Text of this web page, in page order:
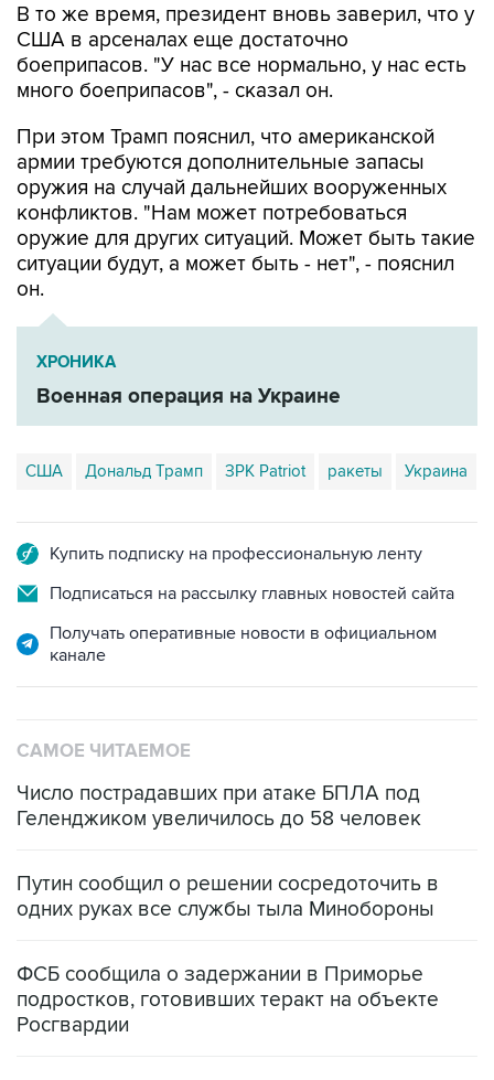
В то же время, президент вновь заверил, что у
США в арсеналах еще достаточно
боеприпасов. "У нас все нормально, у нас есть
много боеприпасов", - сказал он.
При этом Трамп пояснил, что американской
армии требуются дополнительные запасы
оружия на случай дальнейших вооруженных
конфликтов. "Нам может потребоваться
оружие для других ситуаций. Может быть такие
ситуации будут, а может быть - нет", - пояснил
он.
ХРОНИКА
Военная операция на Украине
США Дональд Трамп ЗРК Patriot ракеты Украина
Купить подписку на профессиональную ленту
Подписаться на рассылку главных новостей сайта
Получать оперативные новости в официальном
канале
САМОЕ ЧИТАЕМОЕ
Число пострадавших при атаке БПЛА под
Геленджиком увеличилось до 58 человек
Путин сообщил о решении сосредоточить в
одних руках все службы тыла Минобороны
ФСБ сообщила о задержании в Приморье
подростков, готовивших теракт на объекте
Росгвардии